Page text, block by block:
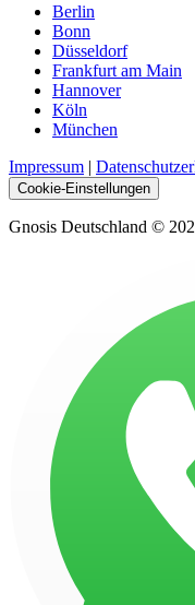
Berlin
Bonn
Düsseldorf
Frankfurt am Main
Hannover
Köln
München
Impressum |
Cookie-Einstellungen
Gnosis Deutschland ©